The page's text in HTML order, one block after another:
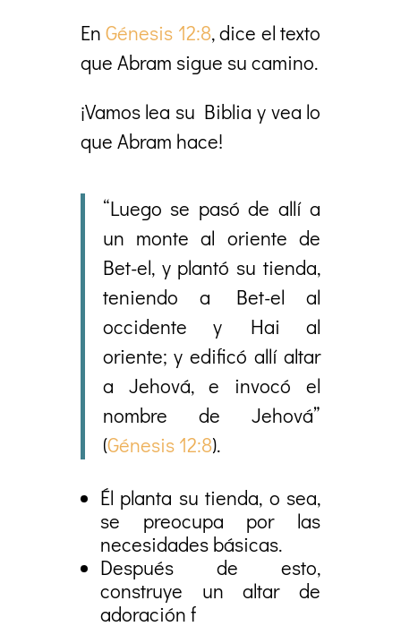
EnGénesis 12:8, dice el texto
que Abram sigue su camino.
¡Vamos lea su Biblia y vea lo
que Abram hace!
“Luego se pasó de allí a
un monte al oriente de
Bet-el, y plantó su tienda,
teniendo a Bet-el al
occidente y Hai al
oriente; y edificó allí altar
a Jehová, e invocó el
nombre de Jehová”
(Génesis 12:8).
Él planta su tienda, o sea,
se preocupa por las
necesidades básicas.
Después de esto,
construye un altar de
adoración f